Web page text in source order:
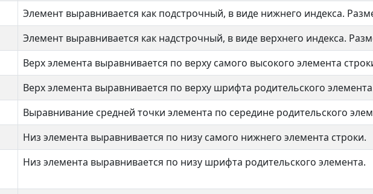
Элемент выравнивается как подстрочный, в виде нижнего индекса.
Элемент выравнивается как надстрочный, в виде верхнего индекса.
Верх элемента выравнивается по верху самого высокого элемента
Верх элемента выравнивается по верху шрифта родительского
Выравнивание средней точки элемента по середине родительского
Низ элемента выравнивается по низу самого нижнего элемента строки.
Низ элемента выравнивается по низу шрифта родительского элемента.